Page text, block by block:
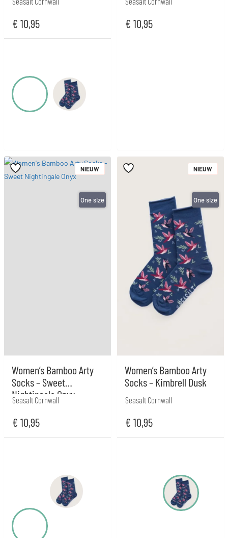
€ 10,95 € 10,95
Women’s Bamboo Arty
Socks – Sweet
Nightingale Onyx
Seasalt Cornwall
€ 10,95
NIEUW
One size
Women’s Bamboo Arty
Socks – Kimbrell Dusk
Seasalt Cornwall
€ 10,95
NIEUW
One size